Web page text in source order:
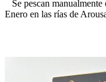
Se pescan manualmente
Enero en las rías de